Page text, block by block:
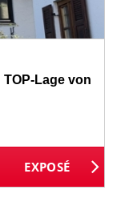
TOP-Lage von